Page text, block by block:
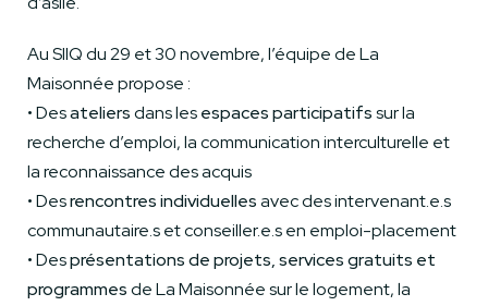
Au SIIQ du 29 et 30 novembre, l’équipe de La
Maisonnée propose :
• Desateliersdans lesespaces participatifssur la
recherche d’emploi, la communication interculturelle et
la reconnaissance des acquis
• Desrencontres individuellesavec des intervenant.e.s
communautaire.s et conseiller.e.s en emploi-placement
• Desprésentations de projets, services gratuits et
programmesde La Maisonnée sur le logement, la